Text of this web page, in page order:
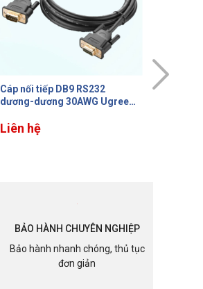
Bộ chuyển đổi RS485 Ugreen
80737 Xa 1200m, Tốc độ
Chống Sét 600W
Liên hệ
BẢO HÀNH CHUYÊN NGHIỆP
Bảo hành nhanh chóng, thủ tục
đơn giản